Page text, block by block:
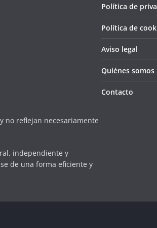
no reflejan necesariamente
independiente y
de una forma eficiente y
Política de
Política de
Aviso legal
Quiénes somos
Contacto